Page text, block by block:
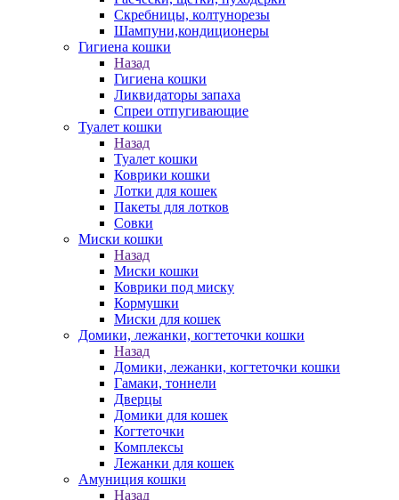
Скребницы, колтунорезы
Шампуни,кондиционеры
Гигиена кошки
Назад
Гигиена кошки
Ликвидаторы запаха
Спреи отпугивающие
Туалет кошки
Назад
Туалет кошки
Коврики кошки
Лотки для кошек
Пакеты для лотков
Совки
Миски кошки
Назад
Миски кошки
Коврики под миску
Кормушки
Миски для кошек
Домики, лежанки, когтеточки кошки
Назад
Домики, лежанки, когтеточки кошки
Гамаки, тоннели
Дверцы
Домики для кошек
Когтеточки
Комплексы
Лежанки для кошек
Амуниция кошки
Назад